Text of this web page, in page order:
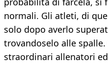
normali. Gli atleti, di
solo dopo averlo
trovandoselo alle
straordinari allenatori